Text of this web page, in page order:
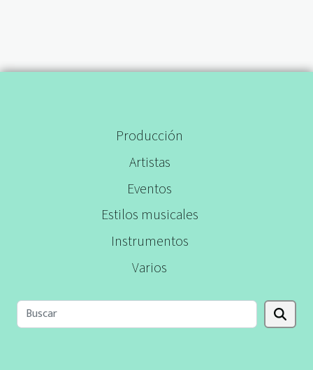
Producción
Artistas
Eventos
Estilos musicales
Instrumentos
Varios